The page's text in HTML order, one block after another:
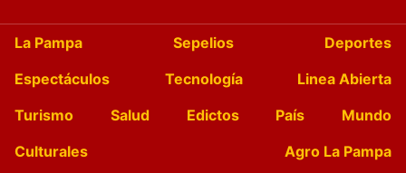
La Pampa Sepelios
Deportes
Espectáculos
Tecnología
Linea Abierta
Turismo
Salud Edictos País
Mundo
Culturales
Agro La Pampa